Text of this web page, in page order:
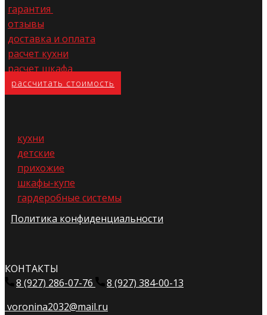
гарантия
отзывы
доставка и оплата
расчет кухни
расчет шкафа
расс​читать стоимость
кухни
детские
прихожие
шкафы-купе
гардеробные системы
Политика конфиденциальности
КОНТАКТЫ
8 (927) 286-07-76
8 (927) 384-00-13
voronina2032@mail.ru